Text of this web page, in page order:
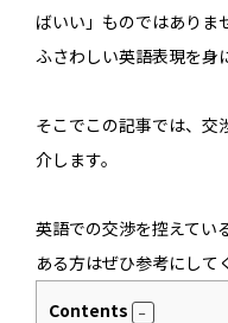
ばいい」ものではありま
ふさわしい英語表現を身
そこでこの記事では、交
介します。
英語での交渉を控えてい
ある方はぜひ参考にして
Contents